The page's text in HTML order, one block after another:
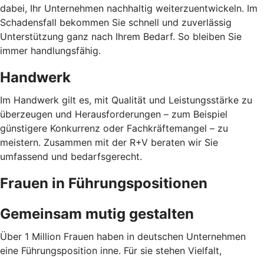
dabei, Ihr Unternehmen nachhaltig weiterzuentwickeln. Im
Schadensfall bekommen Sie schnell und zuverlässig
Unterstützung ganz nach Ihrem Bedarf. So bleiben Sie
immer handlungsfähig.
Handwerk
Im Handwerk gilt es, mit Qualität und Leistungsstärke zu
überzeugen und Herausforderungen – zum Beispiel
günstigere Konkurrenz oder Fachkräftemangel – zu
meistern. Zusammen mit der R+V beraten wir Sie
umfassend und bedarfsgerecht.
Frauen in Führungspositionen
Gemeinsam mutig gestalten
Über 1 Million Frauen haben in deutschen Unternehmen
eine Führungsposition inne. Für sie stehen Vielfalt,